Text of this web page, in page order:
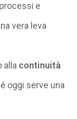
e
vera leva
alla continuità
oggi serve una